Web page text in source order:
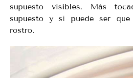
supuesto visibles. Más
supuesto y si puede ser
rostro.